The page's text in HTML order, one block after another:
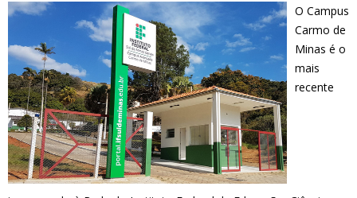
O Campus
Carmo de
Minas é o
mais
recente